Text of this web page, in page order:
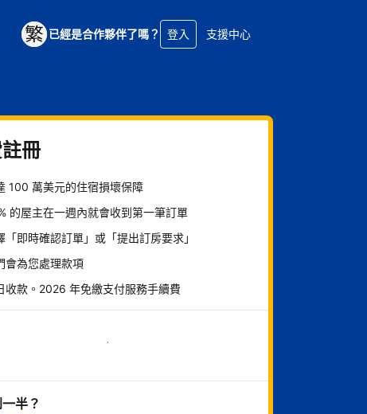
已經是合作夥伴了嗎？ 登入 支援中心
冊
100 萬美元的住宿損壞保障
的屋主在一週內就會收到第一筆訂單
「即時確認訂單」或「提出訂房要求」
會為您處理款項
收款。2026 年免繳支付服務手續費
現在就開始
半？